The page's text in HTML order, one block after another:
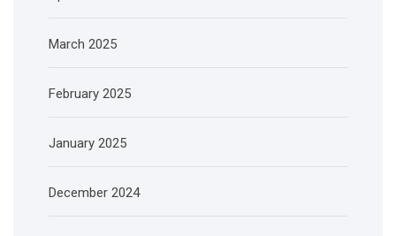
March 2025
February 2025
January 2025
December 2024